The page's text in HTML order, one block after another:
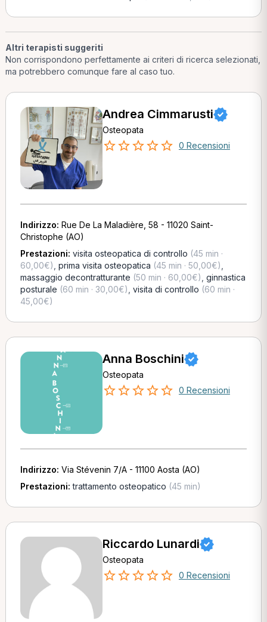
Altri terapisti suggeriti
Non corrispondono perfettamente ai criteri di ricerca selezionati,
ma potrebbero comunque fare al caso tuo.
Andrea Cimmarusti
Osteopata
0 Recensioni
Indirizzo: Rue De La Maladière, 58 - 11020 Saint-
Christophe (AO)
Prestazioni: visita osteopatica di controllo (45 min ·
60,00€) prima visita osteopatica (45 min · 50,00€)
massaggio decontratturante (50 min · 60,00€) ginnastica
posturale (60 min · 30,00€) visita di controllo (60 min ·
45,00€)
Anna Boschini
Osteopata
0 Recensioni
Indirizzo: Via Stévenin 7/A - 11100 Aosta (AO)
Prestazioni:trattamento osteopatico (45 min)
Riccardo Lunardi
Osteopata
0 Recensioni